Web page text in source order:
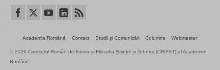
Academia Română Contact Studii și Comunicări Columna Webmaster
© 2026 Comitetul Român de Istoria și Filosofia Științei și Tehnicii (CRIFST) al Academiei
Române